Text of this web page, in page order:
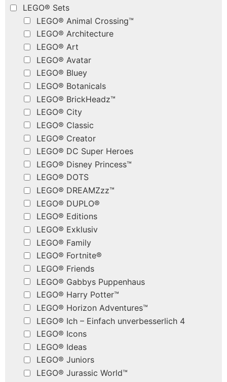
LEGO® Sets
LEGO® Animal Crossing™
LEGO® Architecture
LEGO® Art
LEGO® Avatar
LEGO® Bluey
LEGO® Botanicals
LEGO® BrickHeadz™
LEGO® City
LEGO® Classic
LEGO® Creator
LEGO® DC Super Heroes
LEGO® Disney Princess™
LEGO® DOTS
LEGO® DREAMZzz™
LEGO® DUPLO®
LEGO® Editions
LEGO® Exklusiv
LEGO® Family
LEGO® Fortnite®
LEGO® Friends
LEGO® Gabbys Puppenhaus
LEGO® Harry Potter™
LEGO® Horizon Adventures™
LEGO® Ich – Einfach unverbesserlich 4
LEGO® Icons
LEGO® Ideas
LEGO® Juniors
LEGO® Jurassic World™